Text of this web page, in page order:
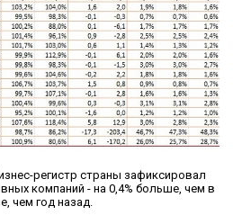
регистр страны зафиксировал
компаний - на 0,4% больше, чем в
чем год назад.